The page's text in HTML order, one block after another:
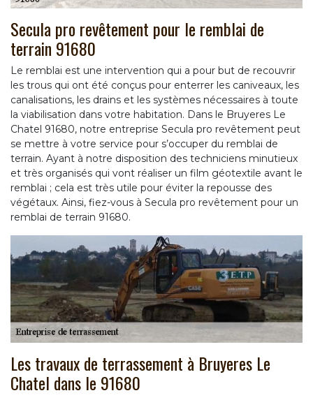
Secula pro revêtement pour le remblai de
terrain 91680
Le remblai est une intervention qui a pour but de recouvrir
les trous qui ont été conçus pour enterrer les caniveaux, les
canalisations, les drains et les systèmes nécessaires à toute
la viabilisation dans votre habitation. Dans le Bruyeres Le
Chatel 91680, notre entreprise Secula pro revêtement peut
se mettre à votre service pour s’occuper du remblai de
terrain. Ayant à notre disposition des techniciens minutieux
et très organisés qui vont réaliser un film géotextile avant le
remblai ; cela est très utile pour éviter la repousse des
végétaux. Ainsi, fiez-vous à Secula pro revêtement pour un
remblai de terrain 91680.
Les travaux de terrassement à Bruyeres Le
Chatel dans le 91680